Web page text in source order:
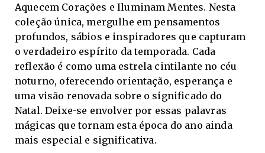
Aquecem Corações e Iluminam Mentes. Nesta
coleção única, mergulhe em pensamentos
profundos, sábios e inspiradores que capturam
o verdadeiro espírito da temporada. Cada
reflexão é como uma estrela cintilante no céu
noturno, oferecendo orientação, esperança e
uma visão renovada sobre o significado do
Natal. Deixe-se envolver por essas palavras
mágicas que tornam esta época do ano ainda
mais especial e significativa.